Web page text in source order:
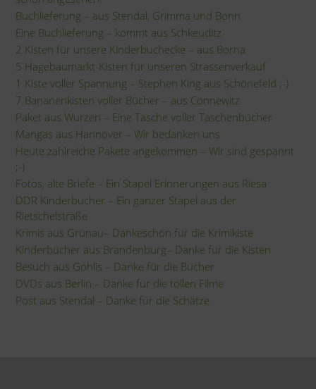
Buchlieferung – aus Stendal, Grimma und Bonn
Eine Buchlieferung – kommt aus Schkeuditz
2 Kisten für unsere Kinderbuchecke – aus Borna
5 Hagebaumarkt-Kisten für unseren Strassenverkauf
1 Kiste voller Spannung – Stephen King aus Schönefeld ;-)
7 Bananenkisten voller Bücher – aus Connewitz
Paket aus Wurzen – Eine Tasche voller Taschenbücher
Mangas aus Hannover – Wir bedanken uns
Heute zahlreiche Pakete angekommen – Wir sind gespannt
;-)
Fotos, alte Briefe – Ein Stapel Erinnerungen aus Riesa
DDR Kinderbucher – Ein ganzer Stapel aus der
Rietschelstraße
Krimis aus Grünau– Dankeschön für die Krimikiste
Kinderbücher aus Brandenburg– Danke für die Kisten
Besuch aus Gohlis – Danke für die Bücher
DVDs aus Berlin – Danke für die tollen Filme
Post aus Stendal – Danke für die Schätze